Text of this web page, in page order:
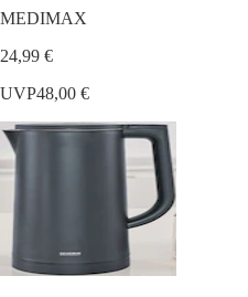
MEDIMAX
24,99 €
UVP48,00 €